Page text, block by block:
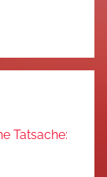
Tatsache: